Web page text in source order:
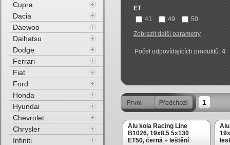
ET
41
49 50
Zobrazit další parametry
Počet odpovídajících produktů:4
1
Alu kola Racing Line
B1026, 19x8.5 5x130
ET50, černá + leštění
Cupra
Dacia
Daewoo
Daihatsu
Dodge
Ferrari
Fiat
Ford
Honda
Hyundai
Chevrolet
Chrysler
Infiniti